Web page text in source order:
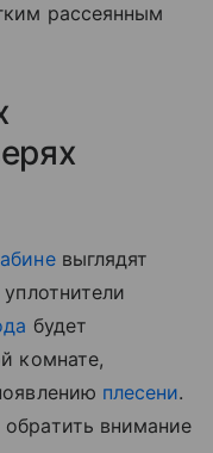
рассеянным
выглядят
будет
комнате,
плесени.
внимание